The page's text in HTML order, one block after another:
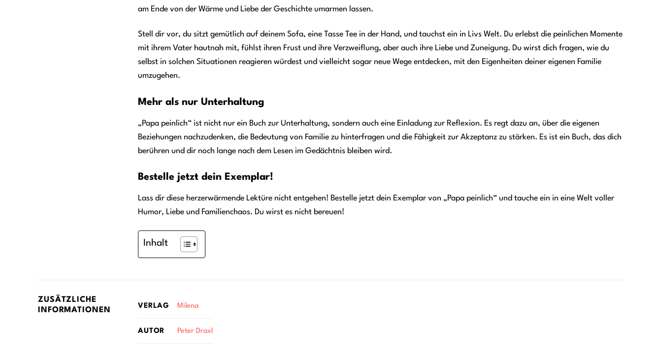
am Ende von der Wärme und Liebe der Geschichte umarmen lassen.
Stell dir vor, du sitzt gemütlich auf deinem Sofa, eine Tasse Tee in der Hand, und tauchst ein in Livs Welt. Du erlebst die peinlichen Momente
mit ihrem Vater hautnah mit, fühlst ihren Frust und ihre Verzweiflung, aber auch ihre Liebe und Zuneigung. Du wirst dich fragen, wie du
selbst in solchen Situationen reagieren würdest und vielleicht sogar neue Wege entdecken, mit den Eigenheiten deiner eigenen Familie
umzugehen.
Mehr als nur Unterhaltung
„Papa peinlich“ ist nicht nur ein Buch zur Unterhaltung, sondern auch eine Einladung zur Reflexion. Es regt dazu an, über die eigenen
Beziehungen nachzudenken, die Bedeutung von Familie zu hinterfragen und die Fähigkeit zur Akzeptanz zu stärken. Es ist ein Buch, das dich
berühren und dir noch lange nach dem Lesen im Gedächtnis bleiben wird.
Bestelle jetzt dein Exemplar!
Lass dir diese herzerwärmende Lektüre nicht entgehen! Bestelle jetzt dein Exemplar von „Papa peinlich“ und tauche ein in eine Welt voller
Humor, Liebe und Familienchaos. Du wirst es nicht bereuen!
Inhalt
ZUSÄTZLICHE
INFORMATIONEN
VERLAG Milena
AUTOR Peter Draxl